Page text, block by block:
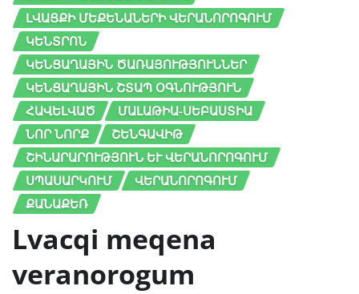
ԼՎԱՑՔԻ ՄԵՔԵՆԱՆԵՐԻ ՎԵՐԱՆՈՐՈԳՈՒՄ
ԿԵՆՏՐՈՆ
ԿԵՆՑԱՂԱՅԻՆ ԾԱՌԱՅՈՒԹՅՈՒՆՆԵՐ
ԿԵՆՑԱՂԱՅԻՆ ՇՏԱՊ ՕԳՆՈՒԹՅՈՒՆ
ՀԱՎԵԼՎԱԾ
ՄԱԼԱԹԻԱ-ՍԵԲԱՍՏԻԱ
ՆՈՐ ՆՈՐՔ
ՇԵՆԳԱՎԻԹ
ՇԻՆԱՐԱՐՈՒԹՅՈՒՆ ԵՒ ՎԵՐԱՆՈՐՈԳՈՒՄ
ՍՊԱՍԱՐԿՈՒՄ
ՎԵՐԱՆՈՐՈԳՈՒՄ
ՔԱՆԱՔԵՌ
Lvacqi meqena
veranorogum